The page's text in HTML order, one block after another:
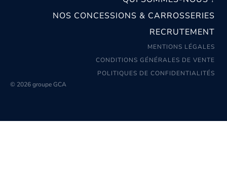
NOS CONCESSIONS & CARROSSERIES
RECRUTEMENT
MENTIONS LÉGALES
CONDITIONS GÉNÉRALES DE VENTE
POLITIQUES DE CONFIDENTIALITÉS
© 2026 groupe GCA